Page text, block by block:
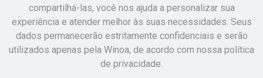
compartilhá-las, você nos ajuda a personalizar sua
experiência e atender melhor às suas necessidades. Seus
dados permanecerão estritamente confidenciais e serão
utilizados apenas pela Winoa, de acordo com nossa política
de privacidade.